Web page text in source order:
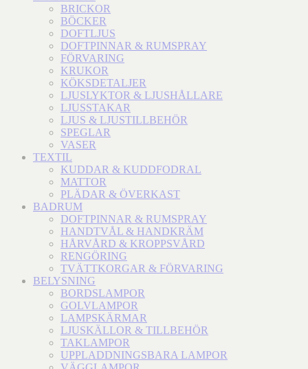
BRICKOR
BÖCKER
DOFTLJUS
DOFTPINNAR & RUMSPRAY
FÖRVARING
KRUKOR
KÖKSDETALJER
LJUSLYKTOR & LJUSHÅLLARE
LJUSSTAKAR
LJUS & LJUSTILLBEHÖR
SPEGLAR
VASER
TEXTIL
KUDDAR & KUDDFODRAL
MATTOR
PLÄDAR & ÖVERKAST
BADRUM
DOFTPINNAR & RUMSPRAY
HANDTVÅL & HANDKRÄM
HÅRVÅRD & KROPPSVÅRD
RENGÖRING
TVÄTTKORGAR & FÖRVARING
BELYSNING
BORDSLAMPOR
GOLVLAMPOR
LAMPSKÄRMAR
LJUSKÄLLOR & TILLBEHÖR
TAKLAMPOR
UPPLADDNINGSBARA LAMPOR